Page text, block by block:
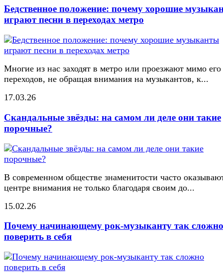
Бедственное положение: почему хорошие
играют песни в переходах метро
Многие из нас заходят в метро или проезжают мимо его
переходов, не обращая внимания на музыкантов, к...
17.03.26
Скандальные звёзды: на самом ли деле они такие
порочные?
В современном обществе знаменитости часто
центре внимания не только благодаря своим до...
15.02.26
Почему начинающему рок-музыканту так сложно
поверить в себя